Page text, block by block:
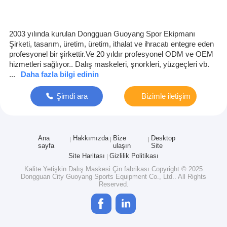
2003 yılında kurulan Dongguan Guoyang Spor Ekipmanı
Şirketi, tasarım, üretim, üretim, ithalat ve ihracatı entegre eden
profesyonel bir şirkettir.Ve 20 yıldır profesyonel ODM ve OEM
hizmetleri sağlıyor.. Dalış maskeleri, şnorkleri, yüzgeçleri vb.
...
Daha fazla bilgi edinin
Şimdi ara Bizimle iletişim
Ana
sayfa
Hakkımızda
Bize
ulaşın
Desktop
Site
Site Haritası
Gizlilik Politikası
Kalite Yetişkin Dalış Maskesi Çin fabrikası.Copyright © 2025
Dongguan City Guoyang Sports Equipment Co., Ltd.. All Rights
Reserved.